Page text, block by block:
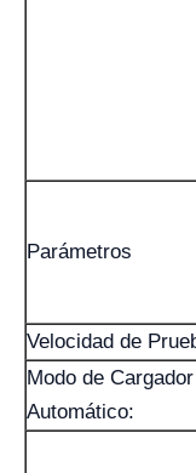
Parámetros
Velocidad de
Modo de Cargador
Automático: